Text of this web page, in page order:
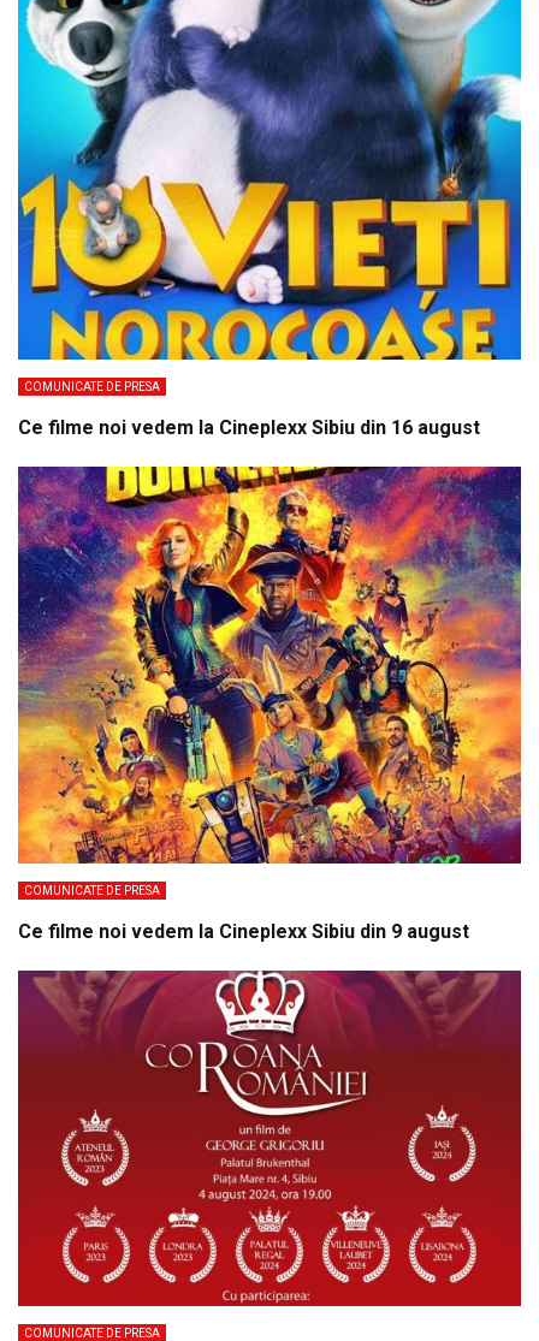
COMUNICATE DE PRESA
Ce filme noi vedem la Cineplexx Sibiu din 16 august
COMUNICATE DE PRESA
Ce filme noi vedem la Cineplexx Sibiu din 9 august
COMUNICATE DE PRESA